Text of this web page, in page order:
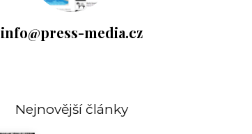
info@press-media.cz
Nejnovější články